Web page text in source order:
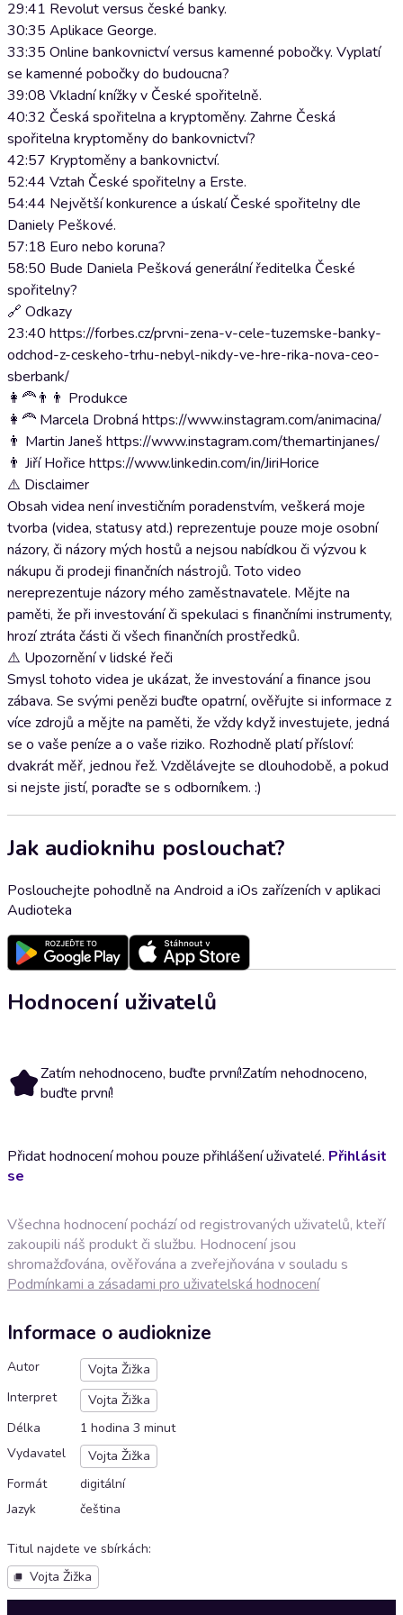
29:41 Revolut versus české banky.
30:35 Aplikace George.
33:35 Online bankovnictví versus kamenné pobočky. Vyplatí
se kamenné pobočky do budoucna?
39:08 Vkladní knížky v České spořitelně.
40:32 Česká spořitelna a kryptoměny. Zahrne Česká
spořitelna kryptoměny do bankovnictví?
42:57 Kryptoměny a bankovnictví.
52:44 Vztah České spořitelny a Erste.
54:44 Největší konkurence a úskalí České spořitelny dle
Daniely Peškové.
57:18 Euro nebo koruna?
58:50 Bude Daniela Pešková generální ředitelka České
spořitelny?
🔗 Odkazy
23:40 https://forbes.cz/prvni-zena-v-cele-tuzemske-banky-
odchod-z-ceskeho-trhu-nebyl-nikdy-ve-hre-rika-nova-ceo-
sberbank/
👩‍🦰👨👨 Produkce
👩‍🦰 Marcela Drobná https://www.instagram.com/animacina/
👨 Martin Janeš https://www.instagram.com/themartinjanes/
👨 Jiří Hořice https://www.linkedin.com/in/JiriHorice
⚠️ Disclaimer
Obsah videa není investičním poradenstvím, veškerá moje
tvorba (videa, statusy atd.) reprezentuje pouze moje osobní
názory, či názory mých hostů a nejsou nabídkou či výzvou k
nákupu či prodeji finančních nástrojů. Toto video
nereprezentuje názory mého zaměstnavatele. Mějte na
paměti, že při investování či spekulaci s finančními instrumenty,
hrozí ztráta části či všech finančních prostředků.
⚠️ Upozornění v lidské řeči
Smysl tohoto videa je ukázat, že investování a finance jsou
zábava. Se svými penězi buďte opatrní, ověřujte si informace z
více zdrojů a mějte na paměti, že vždy když investujete, jedná
se o vaše peníze a o vaše riziko. Rozhodně platí přísloví:
dvakrát měř, jednou řež. Vzdělávejte se dlouhodobě, a pokud
si nejste jistí, poraďte se s odborníkem. :)
Jak audioknihu poslouchat?
Poslouchejte pohodlně na Android a iOs zařízeních v aplikaci
Audioteka
Hodnocení uživatelů
Zatím nehodnoceno, buďte první!Zatím nehodnoceno,
buďte první!
Přidat hodnocení mohou pouze přihlášení uživatelé. Přihlásit
se
Všechna hodnocení pochází od registrovaných uživatelů, kteří
zakoupili náš produkt či službu. Hodnocení jsou
shromažďována, ověřována a zveřejňována v souladu s
Podmínkami a zásadami pro uživatelská hodnocení
Informace o audioknize
Autor
Vojta Žižka
Interpret
Vojta Žižka
Délka
1 hodina 3 minut
Vydavatel
Vojta Žižka
Formát
digitální
Jazyk
čeština
Titul najdete ve sbírkách:
Vojta Žižka